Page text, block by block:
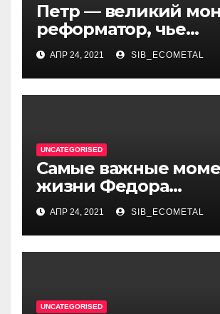
Петр — великий
реформатор, чье
правление стало
истории России и
международное
признание
АПР 24, 2021 SIB_ECOMETAL
UNCATEGORISED
Самые важные
жизни Федора
Достоевского — от
и становления
трагических
восхождения на
АПР 24, 2021 SIB_ECOMETAL
UNCATEGORISED